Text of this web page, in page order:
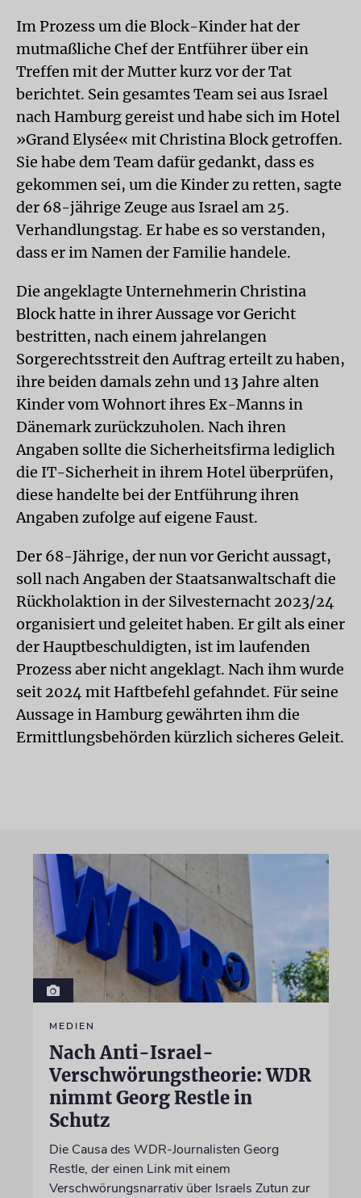
Im Prozess um die Block-Kinder hat der
mutmaßliche Chef der Entführer über ein
Treffen mit der Mutter kurz vor der Tat
berichtet. Sein gesamtes Team sei aus Israel
nach Hamburg gereist und habe sich im Hotel
»Grand Elysée« mit Christina Block getroffen.
Sie habe dem Team dafür gedankt, dass es
gekommen sei, um die Kinder zu retten, sagte
der 68-jährige Zeuge aus Israel am 25.
Verhandlungstag. Er habe es so verstanden,
dass er im Namen der Familie handele.
Die angeklagte Unternehmerin Christina
Block hatte in ihrer Aussage vor Gericht
bestritten, nach einem jahrelangen
Sorgerechtsstreit den Auftrag erteilt zu haben,
ihre beiden damals zehn und 13 Jahre alten
Kinder vom Wohnort ihres Ex-Manns in
Dänemark zurückzuholen. Nach ihren
Angaben sollte die Sicherheitsfirma lediglich
die IT-Sicherheit in ihrem Hotel überprüfen,
diese handelte bei der Entführung ihren
Angaben zufolge auf eigene Faust.
Der 68-Jährige, der nun vor Gericht aussagt,
soll nach Angaben der Staatsanwaltschaft die
Rückholaktion in der Silvesternacht 2023/24
organisiert und geleitet haben. Er gilt als einer
der Hauptbeschuldigten, ist im laufenden
Prozess aber nicht angeklagt. Nach ihm wurde
seit 2024 mit Haftbefehl gefahndet. Für seine
Aussage in Hamburg gewährten ihm die
Ermittlungsbehörden kürzlich sicheres Geleit.
MEDIEN
Nach Anti-Israel-
Verschwörungstheorie: WDR
nimmt Georg Restle in
Schutz
Die Causa des WDR-Journalisten Georg
Restle, der einen Link mit einem
Verschwörungsnarrativ über Israels Zutun zur